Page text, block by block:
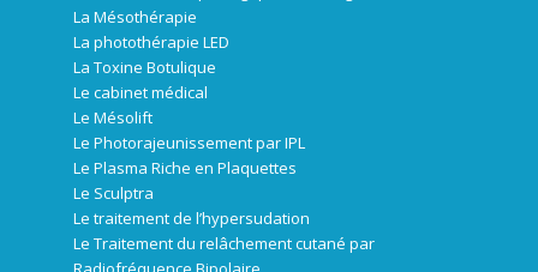
La Mésothérapie
La photothérapie LED
La Toxine Botulique
Le cabinet médical
Le Mésolift
Le Photorajeunissement par IPL
Le Plasma Riche en Plaquettes
Le Sculptra
Le traitement de l’hypersudation
Le Traitement du relâchement cutané par